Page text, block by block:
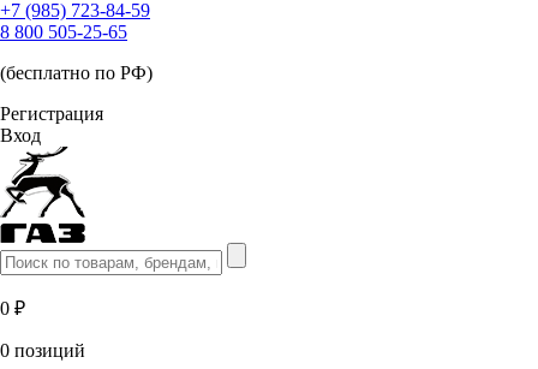
+7 (985) 723-84-59
8 800 505-25-65
(бесплатно по РФ)
Регистрация
Вход
0 ₽
0 позиций